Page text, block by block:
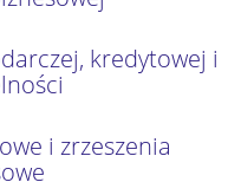
kredytowej i
i zrzeszenia